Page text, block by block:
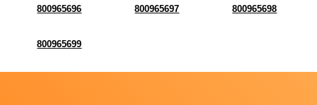
800965696 800965697 800965698
800965699